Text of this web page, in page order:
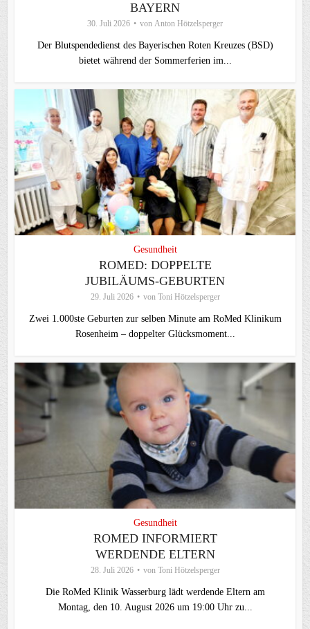
BAYERN
30. Juli 2026 von Anton Hötzelsperger
Der Blutspendedienst des Bayerischen Roten Kreuzes (BSD)
bietet während der Sommerferien im...
Gesundheit
ROMED: DOPPELTE
JUBILÄUMS-GEBURTEN
29. Juli 2026 von Toni Hötzelsperger
Zwei 1.000ste Geburten zur selben Minute am RoMed Klinikum
Rosenheim – doppelter Glücksmoment...
Gesundheit
ROMED INFORMIERT
WERDENDE ELTERN
28. Juli 2026 von Toni Hötzelsperger
Die RoMed Klinik Wasserburg lädt werdende Eltern am
Montag, den 10. August 2026 um 19:00 Uhr zu...